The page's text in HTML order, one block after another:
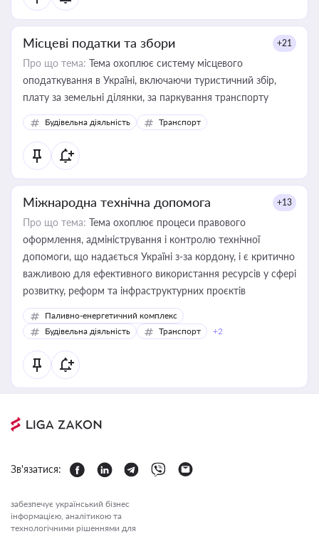
Місцеві податки та збори +21
Про що тема: Тема охоплює систему місцевого
оподаткування в Україні, включаючи туристичний збір,
плату за земельні ділянки, за паркування транспорту
Будівельна діяльність Транспорт
Міжнародна технічна допомога +13
Про що тема: Тема охоплює процеси правового
оформлення, адміністрування і контролю технічної
допомоги, що надається Україні з-за кордону, і є критично
важливою для ефективного використання ресурсів у сфері
розвитку, реформ та інфраструктурних проєктів
Паливно-енергетичний комплекс
Будівельна діяльність
Транспорт +2
Зв'язатися:
забезпечує український бізнес
інформацією, аналітикою та
технологічними рішеннями для